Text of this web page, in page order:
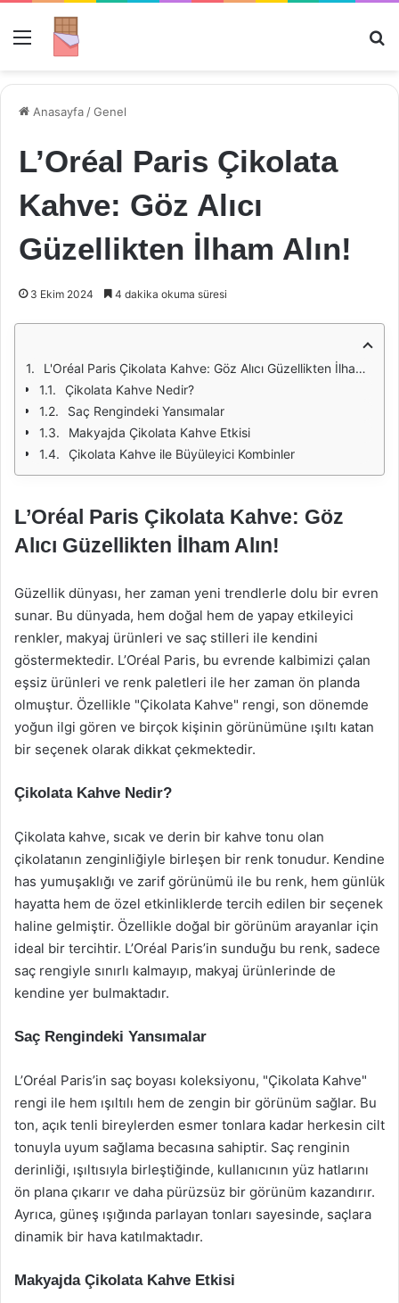
Menü
Anasayfa /Genel
L’Oréal Paris Çikolata
Kahve: Göz Alıcı
Güzellikten İlham Alın!
3 Ekim 2024 4 dakika okuma süresi
L'Oréal Paris Çikolata Kahve: Göz Alıcı Güzellikten İlham Alın!
Çikolata Kahve Nedir?
Saç Rengindeki Yansımalar
Makyajda Çikolata Kahve Etkisi
Çikolata Kahve ile Büyüleyici Kombinler
L’Oréal Paris Çikolata Kahve: Göz
Alıcı Güzellikten İlham Alın!
Güzellik dünyası, her zaman yeni trendlerle dolu bir evren
sunar. Bu dünyada, hem doğal hem de yapay etkileyici
renkler, makyaj ürünleri ve saç stilleri ile kendini
göstermektedir. L’Oréal Paris, bu evrende kalbimizi çalan
eşsiz ürünleri ve renk paletleri ile her zaman ön planda
olmuştur. Özellikle "Çikolata Kahve" rengi, son dönemde
yoğun ilgi gören ve birçok kişinin görünümüne ışıltı katan
bir seçenek olarak dikkat çekmektedir.
Çikolata Kahve Nedir?
Çikolata kahve, sıcak ve derin bir kahve tonu olan
çikolatanın zenginliğiyle birleşen bir renk tonudur. Kendine
has yumuşaklığı ve zarif görünümü ile bu renk, hem günlük
hayatta hem de özel etkinliklerde tercih edilen bir seçenek
haline gelmiştir. Özellikle doğal bir görünüm arayanlar için
ideal bir tercihtir. L’Oréal Paris’in sunduğu bu renk, sadece
saç rengiyle sınırlı kalmayıp, makyaj ürünlerinde de
kendine yer bulmaktadır.
Saç Rengindeki Yansımalar
L’Oréal Paris’in saç boyası koleksiyonu, "Çikolata Kahve"
rengi ile hem ışıltılı hem de zengin bir görünüm sağlar. Bu
ton, açık tenli bireylerden esmer tonlara kadar herkesin cilt
tonuyla uyum sağlama becasına sahiptir. Saç renginin
derinliği, ışıltısıyla birleştiğinde, kullanıcının yüz hatlarını
ön plana çıkarır ve daha pürüzsüz bir görünüm kazandırır.
Ayrıca, güneş ışığında parlayan tonları sayesinde, saçlara
dinamik bir hava katılmaktadır.
Makyajda Çikolata Kahve Etkisi